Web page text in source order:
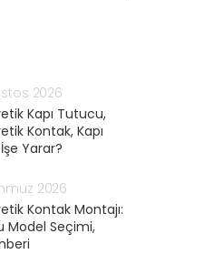
2026
Kapı Tutucu,
Kontak, Kapı
Yarar?
2026
Kontak Montajı:
Model Seçimi,